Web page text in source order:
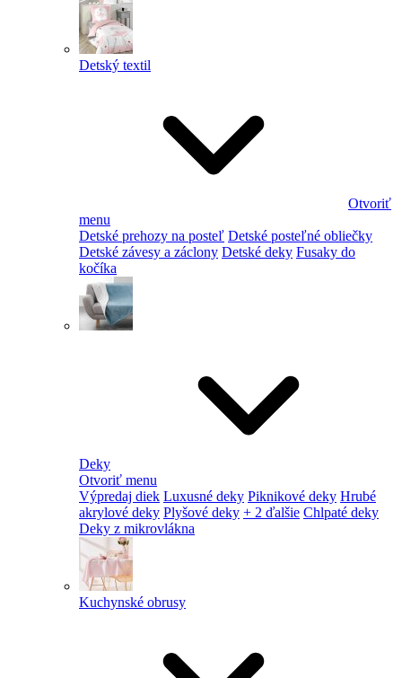
Detský textil
Otvoriť
menu
Detské prehozy na posteľ Detské posteľné obliečky
Detské závesy a záclony Detské deky Fusaky do
kočíka
Deky
Otvoriť menu
Výpredaj diek Luxusné deky Piknikové deky Hrubé
akrylové deky Plyšové deky + 2 ďalšie Chlpaté deky
Deky z mikrovlákna
Kuchynské obrusy